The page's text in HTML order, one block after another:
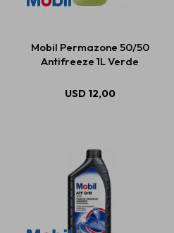
Mobil Permazone 50/50
Antifreeze 1L Verde
USD 12,00